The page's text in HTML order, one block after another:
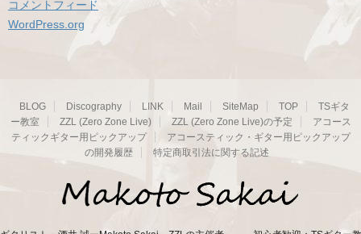
コメントフィード
WordPress.org
BLOG Discography LINK Mail SiteMap TOP
TSギタ
ー教室
ZZL (Zero Zone Live) ZZL (Zero Zone Live)の予定
アコース
ティックギター用ピックアップ
アコースティック・ギター用ピックアップ
の開発履歴
特定商取引法に関する記述